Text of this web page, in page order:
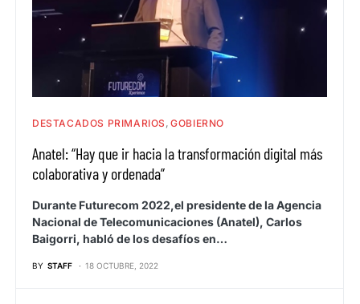
DESTACADOS PRIMARIOS GOBIERNO
Anatel: “Hay que ir hacia la transformación digital más
colaborativa y ordenada”
Durante Futurecom 2022,el presidente de la Agencia
Nacional de Telecomunicaciones (Anatel), Carlos
Baigorri, habló de los desafíos en…
BY STAFF 18 OCTUBRE, 2022